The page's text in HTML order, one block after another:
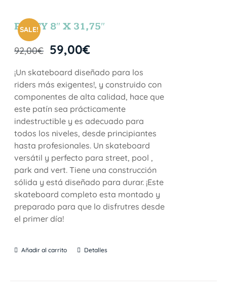
SALE!
PARTY 8″ X 31,75″
92,00€ 59,00€
¡Un skateboard diseñado para los
riders más exigentes!, y construido con
componentes de alta calidad, hace que
este patín sea prácticamente
indestructible y es adecuado para
todos los niveles, desde principiantes
hasta profesionales. Un skateboard
versátil y perfecto para street, pool ,
park and vert. Tiene una construcción
sólida y está diseñado para durar. ¡Este
skateboard completo esta montado y
preparado para que lo disfrutres desde
el primer día!
Añadir al carrito Detalles